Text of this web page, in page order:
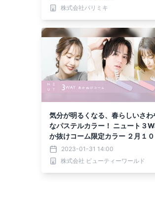
株式会社パリミキ
気分が明るくなる、春らしいさわ
なパステルカラー！ ニュート３
か抜けコーム限定カラー ２月１０
（金）発売
2023-01-31 14:00
株式会社 ビューティーワールド